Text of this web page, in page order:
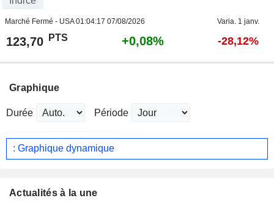
Marché Fermé - USA01:04:17 07/08/2026 Varia. 1 janv.
123,70 PTS +0,08% -28,12%
Graphique
Durée Période
: Graphique dynamique
Actualités à la une